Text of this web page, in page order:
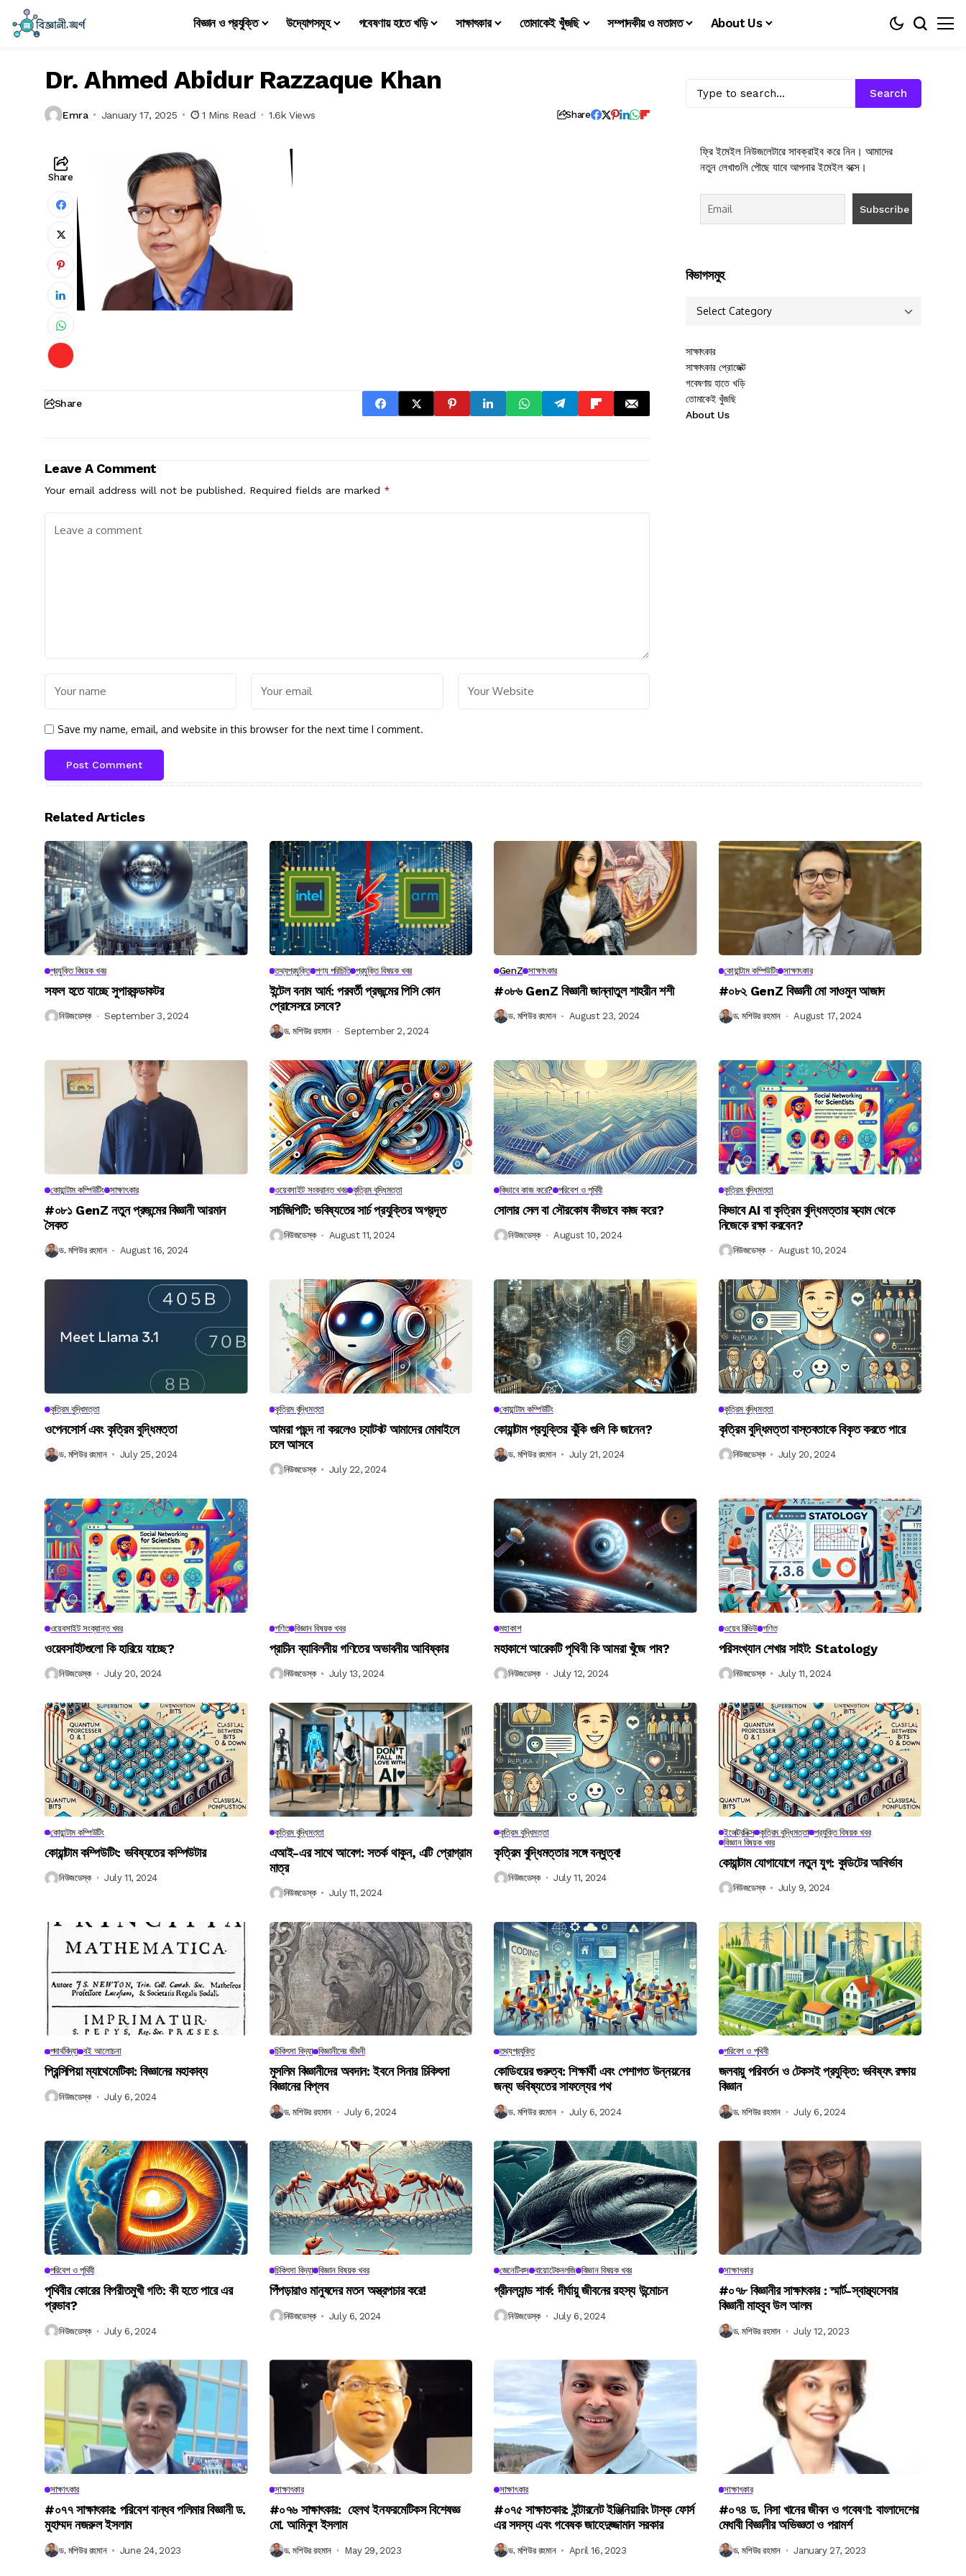
বিজ্ঞান ও প্রযুক্তি উদ্যোগসমূহ গবেষণায় হাতে খড়ি সাক্ষাৎকার তোমাকেই খুঁজছি সম্পাদকীয় ও মতামত About Us
Dr. Ahmed Abidur Razzaque Khan
Emra January 17, 2025 1 Mins Read 1.6k Views Share
Share
Share
Leave A Comment
Your email address will not be published. Required fields are marked *
Save my name, email, and website in this browser for the next time I comment.
Search
ফ্রি ইমেইল নিউজলেটারে সাবক্রাইব করে নিন। আমাদের
নতুন লেখাগুলি পৌছে যাবে আপনার ইমেইল বক্সে।
বিভাগসমুহ
সাক্ষাৎকার
সাক্ষাৎকার প্রোজেক্ট
গবেষণায় হাতে খড়ি
তোমাকেই খুঁজছি
About Us
Related Articles
প্রযুক্তি বিষয়ক খবর
সফল হতে যাচ্ছে সুপারকন্ডাকটর
নিউজডেস্ক September 3, 2024
তথ্যপ্রযুক্তি পণ্য পরিচিতি প্রযুক্তি বিষয়ক খবর
ইন্টেল বনাম আর্ম: পরবর্তী প্রজন্মের পিসি কোন
প্রোসেসরে চলবে?
ড. মশিউর রহমান September 2, 2024
GenZ সাক্ষাৎকার
#০৮৬ GenZ বিজ্ঞানী জান্নাতুল শাহরীন শশী
ড. মশিউর রহমান August 23, 2024
কোয়ান্টাম কম্পিউটিং সাক্ষাৎকার
#০৮২ GenZ বিজ্ঞানী মো সাওমুন আজাদ
ড. মশিউর রহমান August 17, 2024
কোয়ান্টাম কম্পিউটিং সাক্ষাৎকার
#০৮১ GenZ নতুন প্রজন্মের বিজ্ঞানী আরমান
সৈকত
ড. মশিউর রহমান August 16, 2024
ওয়েবসাইট সংক্রান্ত খবর কৃত্রিম বুদ্ধিমত্তা
সার্চজিপিটি: ভবিষ্যতের সার্চ প্রযুক্তির অগ্রদূত
নিউজডেস্ক August 11, 2024
কিভাবে কাজ করে? পরিবেশ ও পৃথিবী
সোলার সেল বা সৌরকোষ কীভাবে কাজ করে?
নিউজডেস্ক August 10, 2024
কৃত্রিম বুদ্ধিমত্তা
কিভাবে AI বা কৃত্রিম বুদ্ধিমত্তার স্ক্যাম থেকে
নিজেকে রক্ষা করবেন?
নিউজডেস্ক August 10, 2024
কৃত্রিম বুদ্ধিমত্তা
ওপেনসোর্স এবং কৃত্রিম বুদ্ধিমত্তা
ড. মশিউর রহমান July 25, 2024
কৃত্রিম বুদ্ধিমত্তা
আমরা পছন্দ না করলেও চ্যাটবট আমাদের মোবাইলে
চলে আসবে
নিউজডেস্ক July 22, 2024
কোয়ান্টাম কম্পিউটিং
কোয়ান্টাম প্রযুক্তির ঝুঁকি গুলি কি জানেন?
ড. মশিউর রহমান July 21, 2024
কৃত্রিম বুদ্ধিমত্তা
কৃত্রিম বুদ্ধিমত্তা বাস্তবতাকে বিকৃত করতে পারে
নিউজডেস্ক July 20, 2024
ওয়েবসাইট সংক্রান্ত খবর
ওয়েবসাইটগুলো কি হারিয়ে যাচ্ছে?
নিউজডেস্ক July 20, 2024
গণিত বিজ্ঞান বিষয়ক খবর
প্রাচীন ব্যাবিলনীয় গণিতের অভাবনীয় আবিষ্কার
নিউজডেস্ক July 13, 2024
মহাকাশ
মহাকাশে আরেকটি পৃথিবী কি আমরা খুঁজে পাব?
নিউজডেস্ক July 12, 2024
ওয়েব রিভিউ গণিত
পরিসংখ্যান শেখার সাইট: Statology
নিউজডেস্ক July 11, 2024
কোয়ান্টাম কম্পিউটিং
কোয়ান্টাম কম্পিউটিং: ভবিষ্যতের কম্পিউটার
নিউজডেস্ক July 11, 2024
কৃত্রিম বুদ্ধিমত্তা
এআই-এর সাথে আবেগ: সতর্ক থাকুন, এটি প্রোগ্রাম
মাত্র
নিউজডেস্ক July 11, 2024
কৃত্রিম বুদ্ধিমত্তা
কৃত্রিম বুদ্ধিমত্তার সঙ্গে বন্ধুত্ব!
নিউজডেস্ক July 11, 2024
ইলেক্ট্রনিক্স কৃত্রিম বুদ্ধিমত্তা প্রযুক্তি বিষয়ক খবর
বিজ্ঞান বিষয়ক খবর
কোয়ান্টাম যোগাযোগে নতুন যুগ: কুডিটের আবির্ভাব
নিউজডেস্ক July 9, 2024
পদার্থবিদ্যা বই আলোচনা
প্রিন্সিপিয়া ম্যাথেমেটিকা: বিজ্ঞানের মহাকাব্য
নিউজডেস্ক July 6, 2024
চিকিৎসা বিদ্যা বিজ্ঞানীদের জীবনী
মুসলিম বিজ্ঞানীদের অবদান: ইবনে সিনার চিকিৎসা
বিজ্ঞানের বিপ্লব
ড. মশিউর রহমান July 6, 2024
তথ্যপ্রযুক্তি
কোডিংয়ের গুরুত্ব: শিক্ষার্থী এবং পেশাগত উন্নয়নের
জন্য ভবিষ্যতের সাফল্যের পথ
ড. মশিউর রহমান July 6, 2024
পরিবেশ ও পৃথিবী
জলবায়ু পরিবর্তন ও টেকসই প্রযুক্তি: ভবিষ্যৎ রক্ষায়
বিজ্ঞান
ড. মশিউর রহমান July 6, 2024
পরিবেশ ও পৃথিবী
পৃথিবীর কোরের বিপরীতমুখী গতি: কী হতে পারে এর
প্রভাব?
নিউজডেস্ক July 6, 2024
চিকিৎসা বিদ্যা বিজ্ঞান বিষয়ক খবর
পিঁপড়ারাও মানুষদের মতন অস্ত্রপচার করে!
নিউজডেস্ক July 6, 2024
জেনেটিকস বায়োটেকনলজি বিজ্ঞান বিষয়ক খবর
গ্রীনল্যান্ড শার্ক: দীর্ঘায়ু জীবনের রহস্য উন্মোচন
নিউজডেস্ক July 6, 2024
সাক্ষাৎকার
#০৭৮ বিজ্ঞানীর সাক্ষাৎকার : স্মার্ট-স্বাস্থ্যসেবার
বিজ্ঞানী মাহবুব উল আলম
ড. মশিউর রহমান July 12, 2023
সাক্ষাৎকার
#০৭৭ সাক্ষাৎকার: পরিবেশ বান্ধব পলিমার বিজ্ঞানী ড.
মুহাম্মদ নজরুল ইসলাম
ড. মশিউর রহমান June 24, 2023
সাক্ষাৎকার
#০৭৬ সাক্ষাৎকার: হেলথ ইনফরমেটিকস বিশেষজ্ঞ
মো. আমিনুল ইসলাম
ড. মশিউর রহমান May 29, 2023
সাক্ষাৎকার
#০৭৫ সাক্ষাতকার: ইন্টারনেট ইঞ্জিনিয়ারিং টাস্ক ফোর্স
এর সদস্য এবং গবেষক জাহেদুজ্জামান সরকার
ড. মশিউর রহমান April 16, 2023
সাক্ষাৎকার
#০৭৪ ড. নিসা খানের জীবন ও গবেষণা: বাংলাদেশের
মেধাবী বিজ্ঞানীর অভিজ্ঞতা ও পরামর্শ
ড. মশিউর রহমান January 27, 2023